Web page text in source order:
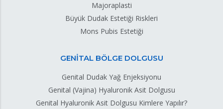
Majoraplasti
Büyük Dudak Estetiği Riskleri
Mons Pubis Estetiği
GENİTAL BÖLGE DOLGUSU
Genital Dudak Yağ Enjeksiyonu
Genital (Vajina) Hyaluronik Asit Dolgusu
Genital Hyaluronik Asit Dolgusu Kimlere Yapılır?